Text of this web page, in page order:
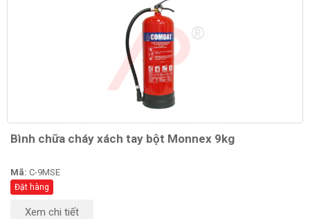
Bình chữa cháy xách tay bột Monnex 9kg
Mã: C-9MSE
Đặt hàng
Xem chi tiết